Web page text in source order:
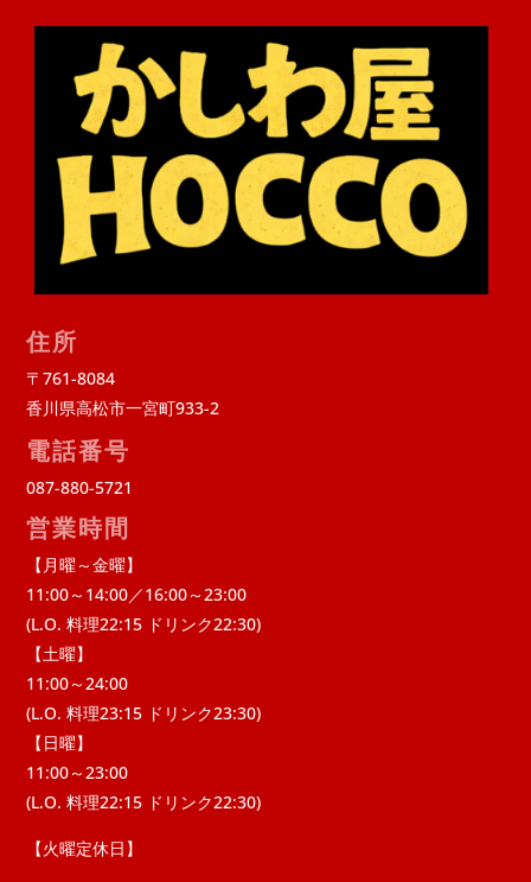
住所
〒761-8084
香川県高松市一宮町933-2
電話番号
087-880-5721
営業時間
【月曜～金曜】
11:00～14:00／16:00～23:00
(L.O. 料理22:15 ドリンク22:30)
【土曜】
11:00～24:00
(L.O. 料理23:15 ドリンク23:30)
【日曜】
11:00～23:00
(L.O. 料理22:15 ドリンク22:30)
【火曜定休日】